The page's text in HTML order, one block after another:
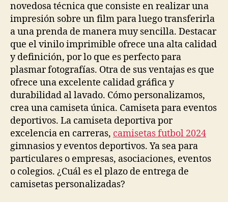
novedosa técnica que consiste en realizar una
impresión sobre un film para luego transferirla
a una prenda de manera muy sencilla. Destacar
que el vinilo imprimible ofrece una alta calidad
y definición, por lo que es perfecto para
plasmar fotografías. Otra de sus ventajas es que
ofrece una excelente calidad gráfica y
durabilidad al lavado. Cómo personalizamos,
crea una camiseta única. Camiseta para eventos
deportivos. La camiseta deportiva por
excelencia en carreras, camisetas futbol 2024
gimnasios y eventos deportivos. Ya sea para
particulares o empresas, asociaciones, eventos
o colegios. ¿Cuál es el plazo de entrega de
camisetas personalizadas?